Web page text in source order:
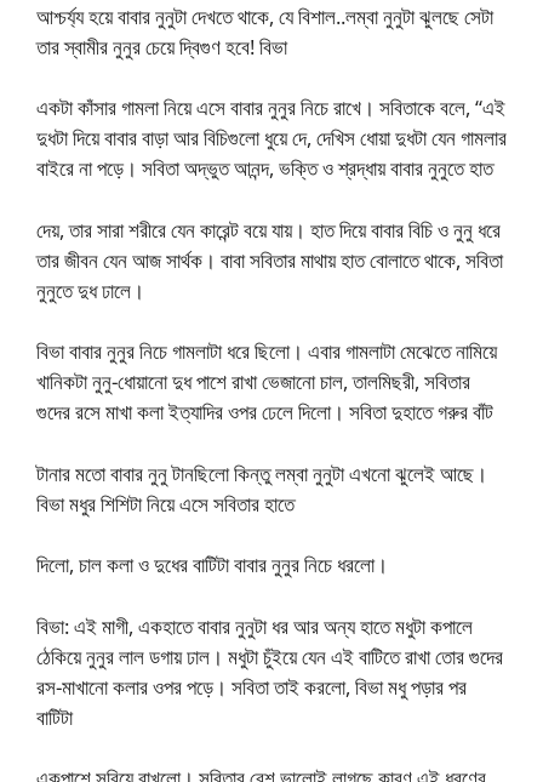
আশ্চর্য্য হয়ে বাবার নুনুটা দেখতে থাকে, যে বিশাল..লম্বা নুনুটা ঝুলছে সেটা
তার স্বামীর নুনুর চেয়ে দ্বিগুণ হবে! বিভা
একটা কাঁসার গামলা নিয়ে এসে বাবার নুনুর নিচে রাখে। সবিতাকে বলে, “এই
দুধটা দিয়ে বাবার বাড়া আর বিচিগুলো ধুয়ে দে, দেখিস ধোয়া দুধটা যেন গামলার
বাইরে না পড়ে। সবিতা অদ্ভুত আনন্দ, ভক্তি ও শ্রদ্ধায় বাবার নুনুতে হাত
দেয়, তার সারা শরীরে যেন কারেন্ট বয়ে যায়। হাত দিয়ে বাবার বিচি ও নুনু ধরে
তার জীবন যেন আজ সার্থক। বাবা সবিতার মাথায় হাত বোলাতে থাকে, সবিতা
নুনুতে দুধ ঢালে।
বিভা বাবার নুনুর নিচে গামলাটা ধরে ছিলো। এবার গামলাটা মেঝেতে নামিয়ে
খানিকটা নুনু-ধোয়ানো দুধ পাশে রাখা ভেজানো চাল, তালমিছরী, সবিতার
গুদের রসে মাখা কলা ইত্যাদির ওপর ঢেলে দিলো। সবিতা দুহাতে গরুর বাঁট
টানার মতো বাবার নুনু টানছিলো কিন্তু লম্বা নুনুটা এখনো ঝুলেই আছে।
বিভা মধুর শিশিটা নিয়ে এসে সবিতার হাতে
দিলো, চাল কলা ও দুধের বাটিটা বাবার নুনুর নিচে ধরলো।
বিভা: এই মাগী, একহাতে বাবার নুনুটা ধর আর অন্য হাতে মধুটা কপালে
ঠেকিয়ে নুনুর লাল ডগায় ঢাল। মধুটা চুঁইয়ে যেন এই বাটিতে রাখা তোর গুদের
রস-মাখানো কলার ওপর পড়ে। সবিতা তাই করলো, বিভা মধু পড়ার পর
বাটিটা